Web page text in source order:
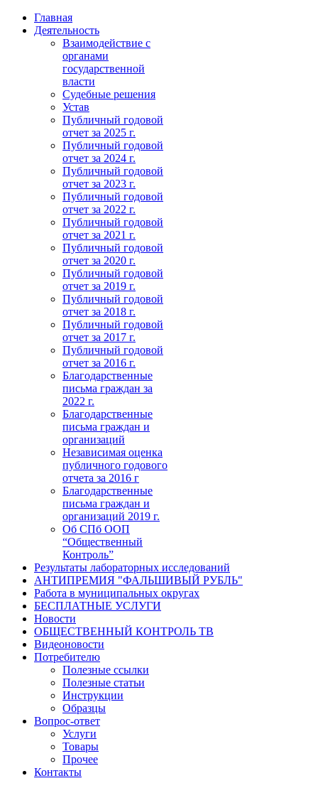
Главная
Деятельность
Взаимодействие с
органами
государственной
власти
Судебные решения
Устав
Публичный годовой
отчет за 2025 г.
Публичный годовой
отчет за 2024 г.
Публичный годовой
отчет за 2023 г.
Публичный годовой
отчет за 2022 г.
Публичный годовой
отчет за 2021 г.
Публичный годовой
отчет за 2020 г.
Публичный годовой
отчет за 2019 г.
Публичный годовой
отчет за 2018 г.
Публичный годовой
отчет за 2017 г.
Публичный годовой
отчет за 2016 г.
Благодарственные
письма граждан за
2022 г.
Благодарственные
письма граждан и
организаций
Независимая оценка
публичного годового
отчета за 2016 г
Благодарственные
письма граждан и
организаций 2019 г.
Об СПб ООП
“Общественный
Контроль”
Результаты лабораторных исследований
АНТИПРЕМИЯ "ФАЛЬШИВЫЙ РУБЛЬ"
Работа в муниципальных округах
БЕСПЛАТНЫЕ УСЛУГИ
Новости
ОБЩЕСТВЕННЫЙ КОНТРОЛЬ ТВ
Видеоновости
Потребителю
Полезные ссылки
Полезные статьи
Инструкции
Образцы
Вопрос-ответ
Услуги
Товары
Прочее
Контакты